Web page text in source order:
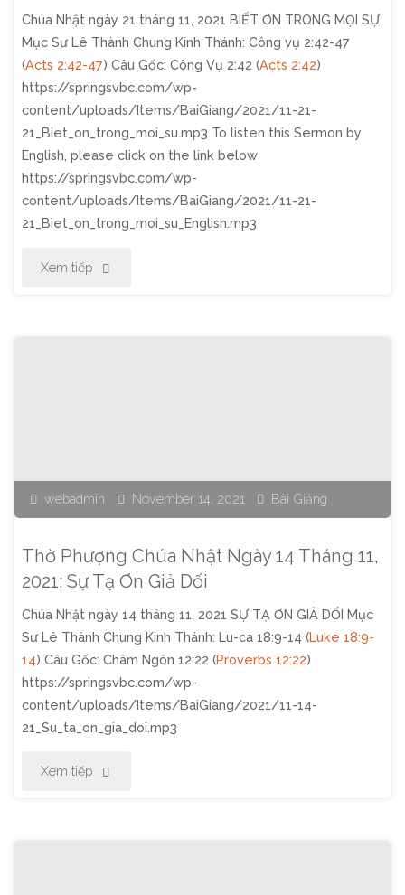
Từ
Lòng
Biết
Ơn
Chúa"
Chúa Nhật ngày 21 tháng 11, 2021 BIẾT ƠN TRONG MỌI SỰ
Mục Sư Lê Thành Chung Kinh Thánh: Công vụ 2:42-47
(Acts 2:42-47) Câu Gốc: Công Vụ 2:42 (Acts 2:42)
https://springsvbc.com/wp-
content/uploads/Items/BaiGiang/2021/11-21-
21_Biet_on_trong_moi_su.mp3 To listen this Sermon by
English, please click on the link below
https://springsvbc.com/wp-
content/uploads/Items/BaiGiang/2021/11-21-
21_Biet_on_trong_moi_su_English.mp3
Xem tiếp "Thờ
Tháng
2021:
Biết
Ơn
Trong
Mọi
Sự"
webadmin November 14, 2021 Bài Giảng
Thờ Phượng Chúa Nhật Ngày 14 Tháng 11,
2021: Sự Tạ Ơn Giả Dối
Chúa Nhật ngày 14 tháng 11, 2021 SỰ TẠ ƠN GIẢ DỐI Mục
Sư Lê Thành Chung Kinh Thánh: Lu-ca 18:9-14 (Luke 18:9-
14) Câu Gốc: Châm Ngôn 12:22 (Proverbs 12:22)
https://springsvbc.com/wp-
content/uploads/Items/BaiGiang/2021/11-14-
21_Su_ta_on_gia_doi.mp3
Xem tiếp "Thờ